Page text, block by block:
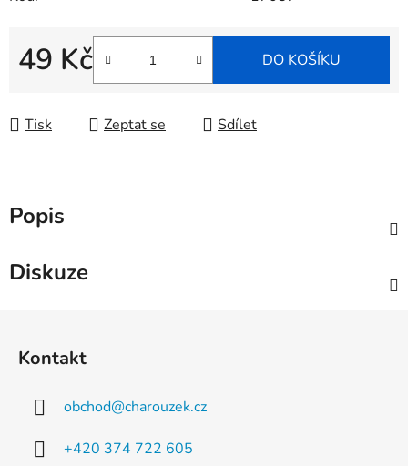
49 Kč
Měrná cena:
DO KOŠÍKU
Tisk Zeptat se Sdílet
Popis
Diskuze
Kontakt
obchod@charouzek.cz
+420 374 722 605